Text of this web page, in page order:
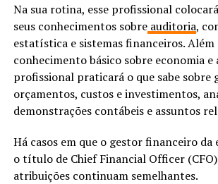
Na sua rotina, esse profissional
seus conhecimentos sobre auditoria,
estatística e sistemas financeiros. Além
conhecimento básico sobre economia
profissional praticará o que sabe sobre
orçamentos, custos e investimentos,
demonstrações contábeis e assuntos
Há casos em que o gestor financeiro da
o título de Chief Financial Officer (CFO).
atribuições continuam semelhantes.